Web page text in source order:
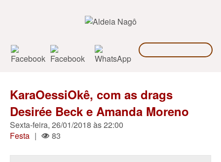
KaraOessiOkê, com as drags
Desirée Beck e Amanda Moreno
Sexta-feira, 26/01/2018 às 22:00
Festa | 83